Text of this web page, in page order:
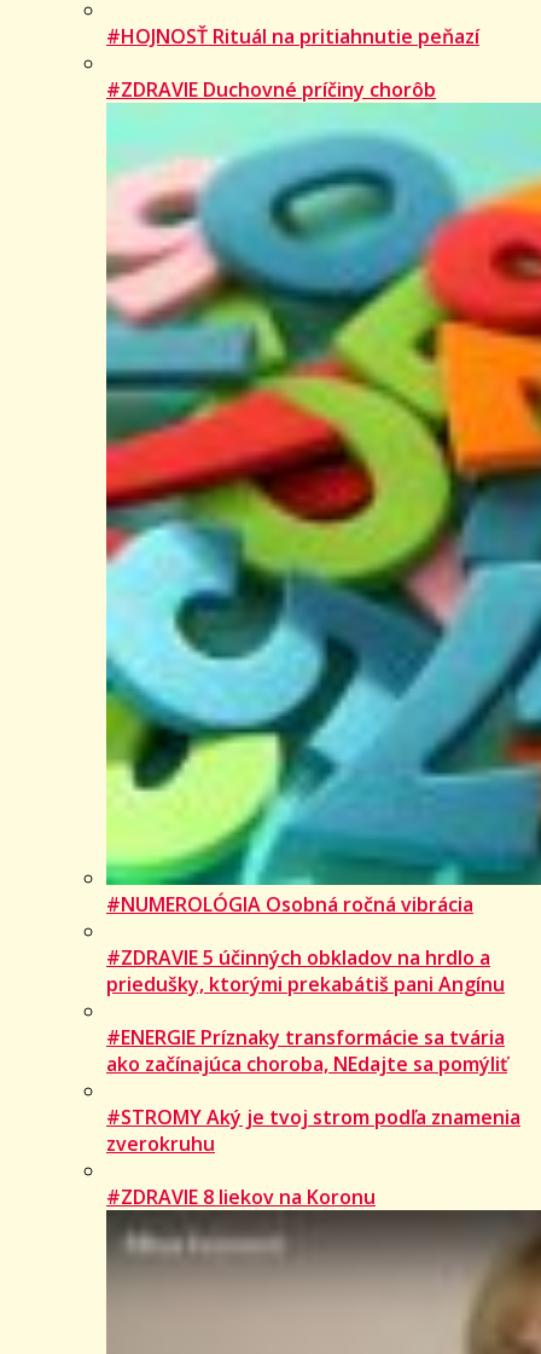
#HOJNOSŤ Rituál na pritiahnutie peňazí
#ZDRAVIE Duchovné príčiny chorôb
#NUMEROLÓGIA Osobná ročná vibrácia
#ZDRAVIE 5 účinných obkladov na hrdlo a
priedušky, ktorými prekabátiš pani Angínu
#ENERGIE Príznaky transformácie sa tvária
ako začínajúca choroba, NEdajte sa pomýliť
#STROMY Aký je tvoj strom podľa znamenia
zverokruhu
#ZDRAVIE 8 liekov na Koronu